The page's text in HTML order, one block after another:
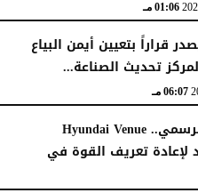
01:06 مـ
قراراً بتعيين أيمن البياع
تحديث الصناعة...
06:07 مـ
قبل الإطلاق الرسمي.. Hyundai Venue
لإعادة تعريف القوة في